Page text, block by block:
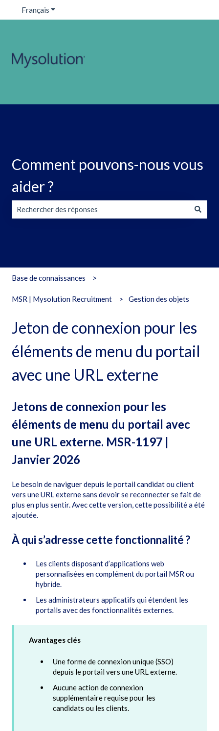
Français Afficher le sous-menu pour les traductions
Comment pouvons-nous vous
aider ?
Base de connaissances
MSR | Mysolution Recruitment Gestion des objets
Jeton de connexion pour les
éléments de menu du portail
avec une URL externe
Jetons de connexion pour les
éléments de menu du portail avec
une URL externe. MSR-1197 |
Janvier 2026
Le besoin de naviguer depuis le portail candidat ou client
vers une URL externe sans devoir se reconnecter se fait de
plus en plus sentir. Avec cette version, cette possibilité a été
ajoutée.
À qui s’adresse cette fonctionnalité ?
Les clients disposant d’applications web
personnalisées en complément du portail MSR ou
hybride.
Les administrateurs applicatifs qui étendent les
portails avec des fonctionnalités externes.
Avantages clés
Une forme de connexion unique (SSO)
depuis le portail vers une URL externe.
Aucune action de connexion
supplémentaire requise pour les
candidats ou les clients.